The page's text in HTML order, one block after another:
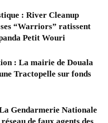
: River Cleanup
“Warriors” ratissent
Petit Wouri
: La mairie de Douala
Tractopelle sur fonds
Gendarmerie Nationale
de faux agents des